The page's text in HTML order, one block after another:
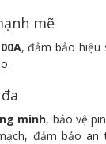
mẽ
, đảm bảo hiệu
minh, bảo vệ
đảm bảo